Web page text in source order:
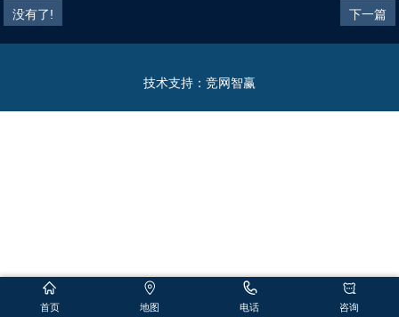
没有了! 下一篇
技术支持： 竞网智赢
首页 地图 电话 咨询